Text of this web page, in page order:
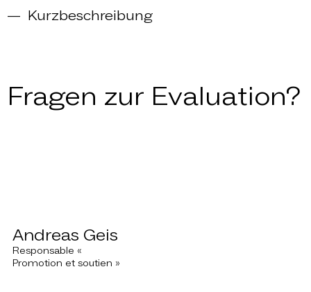
Kurzbeschreibung
Fragen zur Evaluation?
Andreas Geis
Responsable «
Promotion et soutien »